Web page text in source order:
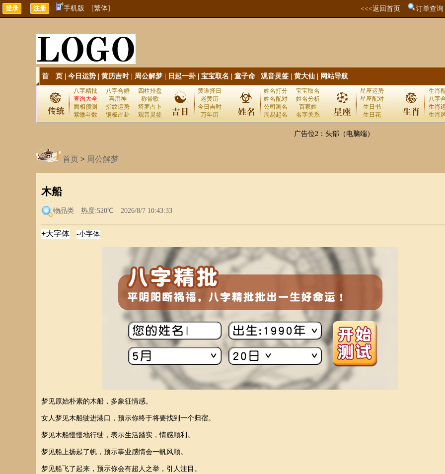
手机版 [繁体] <<<返回首页 订单查询
首 页 今日运势 黄历吉时| 周公解梦 日起一卦| 宝宝取名 童子命 观音灵签 黄大仙 网站导航
八字精批 八字合婚
四柱排盘
查询大全
喜用神
称骨歌
面相预测
指纹运势
塔罗占卜
紫微斗数
铜板占卦 观音灵签
黄道择日
老黄历
今日吉时
万年历
姓名打分
宝宝取名
姓名配对
姓名分析
公司测名
百家姓
周易起名
名字关系
星座运势
星座配对
生日书
生日花
生肖
八字
生肖
生肖
广告位2：头部（电脑端）
首页 > 周公解梦
木船
物品类 热度:520℃ 2026/8/7 10:43:33
梦见原始朴素的木船，多象征情感。
女人梦见木船驶进港口，预示你终于将要找到一个归宿。
梦见木船慢慢地行驶，表示生活踏实，情感顺利。
梦见船上扬起了帆，预示事业感情会一帆风顺。
梦见船飞了起来，预示你会有超人之举，引人注目。